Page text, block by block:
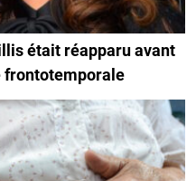
était réapparu avant
frontotemporale